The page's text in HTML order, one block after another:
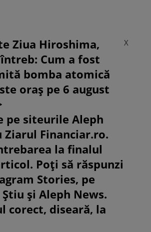
X
Ziua Hiroshima,
Cum a fost
bomba atomică
oraș pe 6 august
pe siteurile Aleph
Ziarul Financiar.ro.
la finalul
Poți să răspunzi
Stories, pe
și Aleph News.
corect, diseară, la